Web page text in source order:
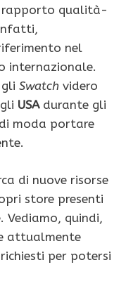
rapporto qualità-
nel
internazionale.
Swatch videro
USAdurante gli
moda portare
di nuove risorse
store presenti
quindi,
attualmente
richiesti per potersi